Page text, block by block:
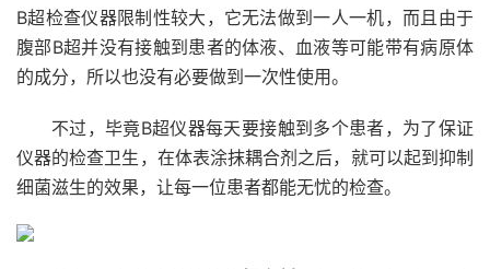
B超检查仪器限制性较大，它无法做到一人一机，而且由于
腹部B超并没有接触到患者的体液、血液等可能带有病原体
的成分，所以也没有必要做到一次性使用。
不过，毕竟B超仪器每天要接触到多个患者，为了保证
仪器的检查卫生，在体表涂抹耦合剂之后，就可以起到抑制
细菌滋生的效果，让每一位患者都能无忧的检查。